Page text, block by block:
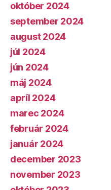
október 2024
september 2024
august 2024
júl 2024
jún 2024
máj 2024
apríl 2024
marec 2024
február 2024
január 2024
december 2023
november 2023